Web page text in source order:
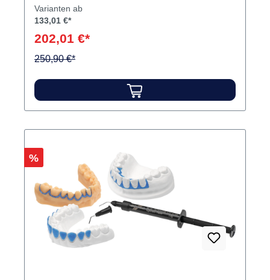
Varianten ab
133,01 €*
202,01 €*
250,90 €*
Rabatt
%